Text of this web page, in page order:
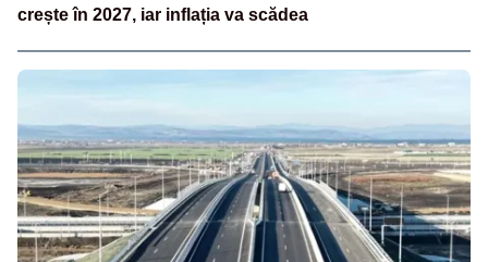
crește în 2027, iar inflația va scădea